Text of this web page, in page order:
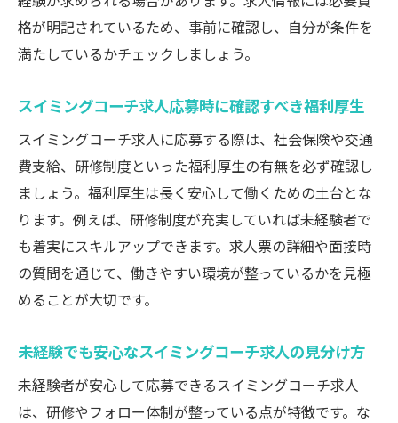
性
スイミングコーチ求人で有利になる資格と
は何か
がる理由
スイミングコーチ求人応募時の資格証明の
重要性
スイミングコーチ求人と資格取得支援制度
の活用法
資格でキャリアアップを目指すスイミング
コーチ求人戦略
き方例
格が明記されているため、事前に確認し、自分が条件を
満たしているかチェックしましょう。
スイミングコーチ求人応募時に確認すべき福利厚生
スイミングコーチ求人に応募する際は、社会保険や交通
費支給、研修制度といった福利厚生の有無を必ず確認し
ましょう。福利厚生は長く安心して働くための土台とな
ります。例えば、研修制度が充実していれば未経験者で
も着実にスキルアップできます。求人票の詳細や面接時
の質問を通じて、働きやすい環境が整っているかを見極
めることが大切です。
未経験でも安心なスイミングコーチ求人の見分け方
未経験者が安心して応募できるスイミングコーチ求人
は、研修やフォロー体制が整っている点が特徴です。な